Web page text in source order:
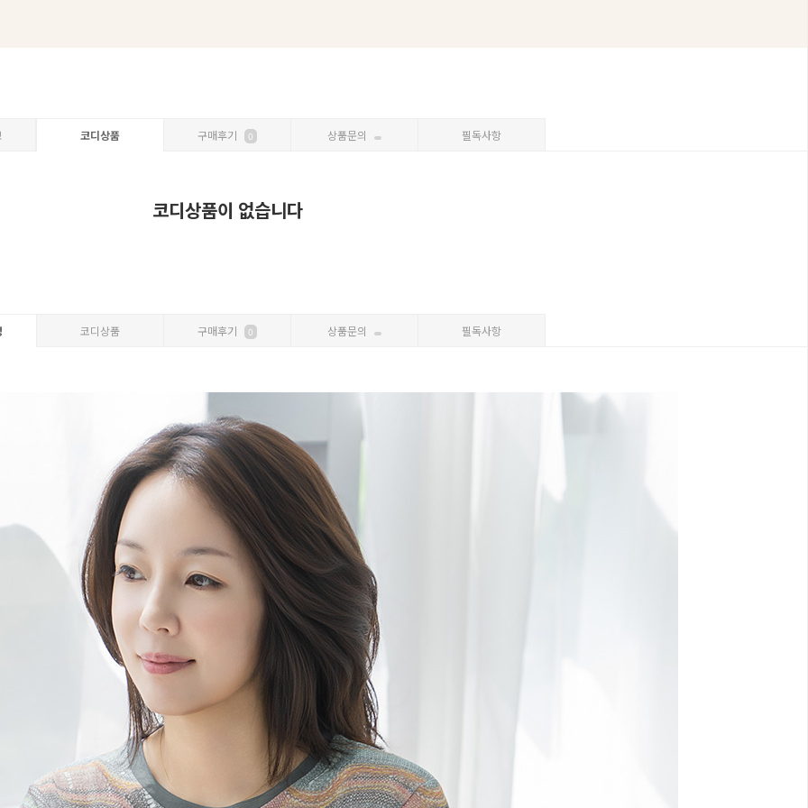
코디상품 구매후기 0 상품문의 필독사항
코디상품이 없습니다
코디상품 구매후기 0 상품문의 필독사항